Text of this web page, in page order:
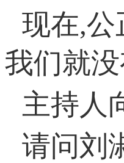
现在,
我们就
主持人
请问刘